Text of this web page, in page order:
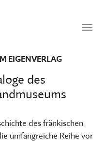
des
EIGENVERLAG
des fränkischen
umfangreiche Reihe vor